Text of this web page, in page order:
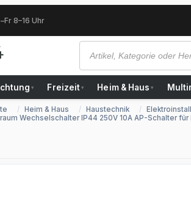
8–16 Uhr
▾ Freizeit ▾ Heim & Haus ▾
Heim & Haus Haustechnik
Wechselschalter IP44 250V 10A AP-Schalter